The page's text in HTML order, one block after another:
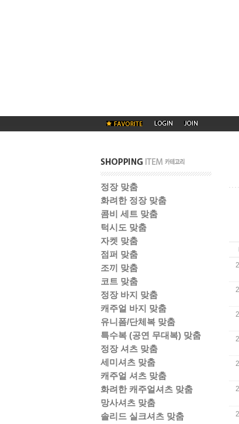
정장 맞춤
화려한 정장 맞춤
콤비 세트 맞춤
턱시도 맞춤
자켓 맞춤
점퍼 맞춤
조끼 맞춤
코트 맞춤
정장 바지 맞춤
캐주얼 바지 맞춤
유니폼/단체복 맞춤
특수복 (공연 무대복) 맞춤
정장 셔츠 맞춤
세미셔츠 맞춤
캐주얼 셔츠 맞춤
화려한 캐주얼셔츠 맞춤
망사셔츠 맞춤
솔리드 실크셔츠 맞춤